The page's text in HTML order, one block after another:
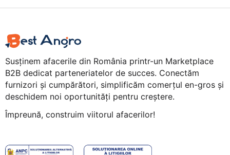
Susținem afacerile din România printr-un Marketplace
B2B dedicat parteneriatelor de succes. Conectăm
furnizori și cumpărători, simplificăm comerțul en-gros și
deschidem noi oportunități pentru creștere.
Împreună, construim viitorul afacerilor!